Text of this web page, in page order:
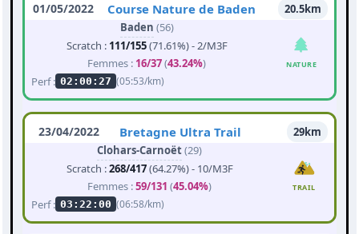
01/05/2022 Course Nature de Baden
20.5km
Baden (56)
Scratch : 111/155(71.61%) - 2/M3F
Femmes : 16/37(43.24%)
Perf : 02:00:27 (05:53/km)
NATURE
23/04/2022 Bretagne Ultra Trail
29km
Clohars-Carnoët(29)
Scratch :268/417(64.27%) - 10/M3F
Femmes :59/131 (45.04%)
Perf : 03:22:00 (06:58/km)
TRAIL